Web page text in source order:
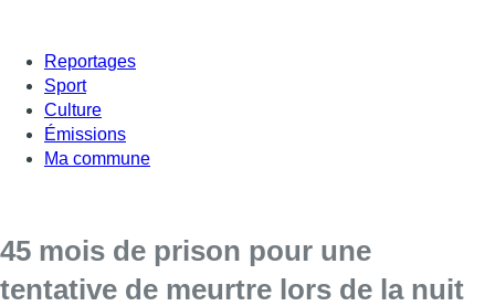
Reportages
Sport
Culture
Émissions
Ma commune
45 mois de prison pour une
tentative de meurtre lors de la nuit